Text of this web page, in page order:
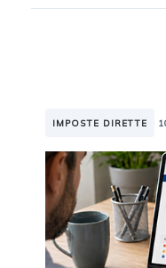
IMPOSTE DIRETTE